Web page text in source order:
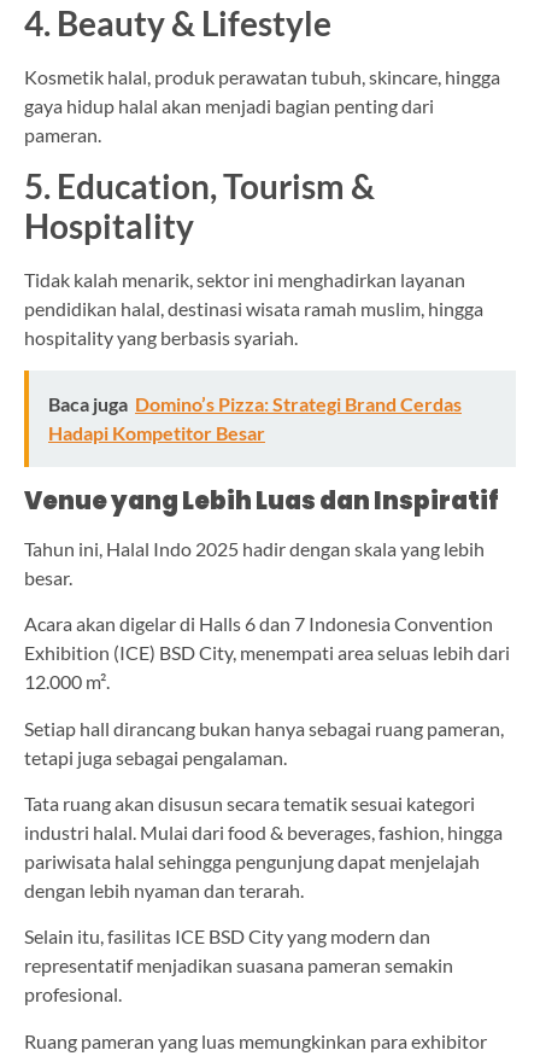
4. Beauty & Lifestyle
Kosmetik halal, produk perawatan tubuh, skincare, hingga
gaya hidup halal akan menjadi bagian penting dari
pameran.
5. Education, Tourism &
Hospitality
Tidak kalah menarik, sektor ini menghadirkan layanan
pendidikan halal, destinasi wisata ramah muslim, hingga
hospitality yang berbasis syariah.
Baca juga Domino’s Pizza: Strategi Brand Cerdas
Hadapi Kompetitor Besar
Venue yang Lebih Luas dan Inspiratif
Tahun ini, Halal Indo 2025 hadir dengan skala yang lebih
besar.
Acara akan digelar di Halls 6 dan 7 Indonesia Convention
Exhibition (ICE) BSD City, menempati area seluas lebih dari
12.000 m².
Setiap hall dirancang bukan hanya sebagai ruang pameran,
tetapi juga sebagai pengalaman.
Tata ruang akan disusun secara tematik sesuai kategori
industri halal. Mulai dari food & beverages, fashion, hingga
pariwisata halal sehingga pengunjung dapat menjelajah
dengan lebih nyaman dan terarah.
Selain itu, fasilitas ICE BSD City yang modern dan
representatif menjadikan suasana pameran semakin
profesional.
Ruang pameran yang luas memungkinkan para exhibitor